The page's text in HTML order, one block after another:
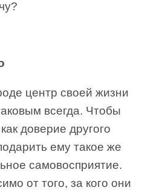
центр своей жизни
всегда. Чтобы
доверие другого
ему такое же
самовосприятие.
от того, за кого они